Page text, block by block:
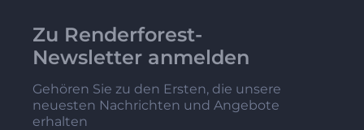
Zu Renderforest-
Newsletter anmelden
Gehören Sie zu den Ersten, die unsere
neuesten Nachrichten und Angebote
erhalten